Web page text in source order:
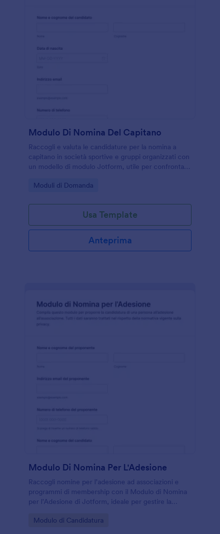
Modulo Di Nomina Del Capitano
Raccogli e valuta le candidature per la nomina a
capitano in società sportive e gruppi organizzati con
un modello di modulo Jotform, utile per confrontare
invio del modulo.
Go to Category:
Moduli di Domanda
Usa Template
Anteprima
Modulo Di Nomina Per L'Adesione
Raccogli nomine per l’adesione ad associazioni e
programmi di membership con il Modulo di Nomina
per l’Adesione di Jotform, ideale per gestire la
ordinato.
Go to Category:
Modulo di Candidatura